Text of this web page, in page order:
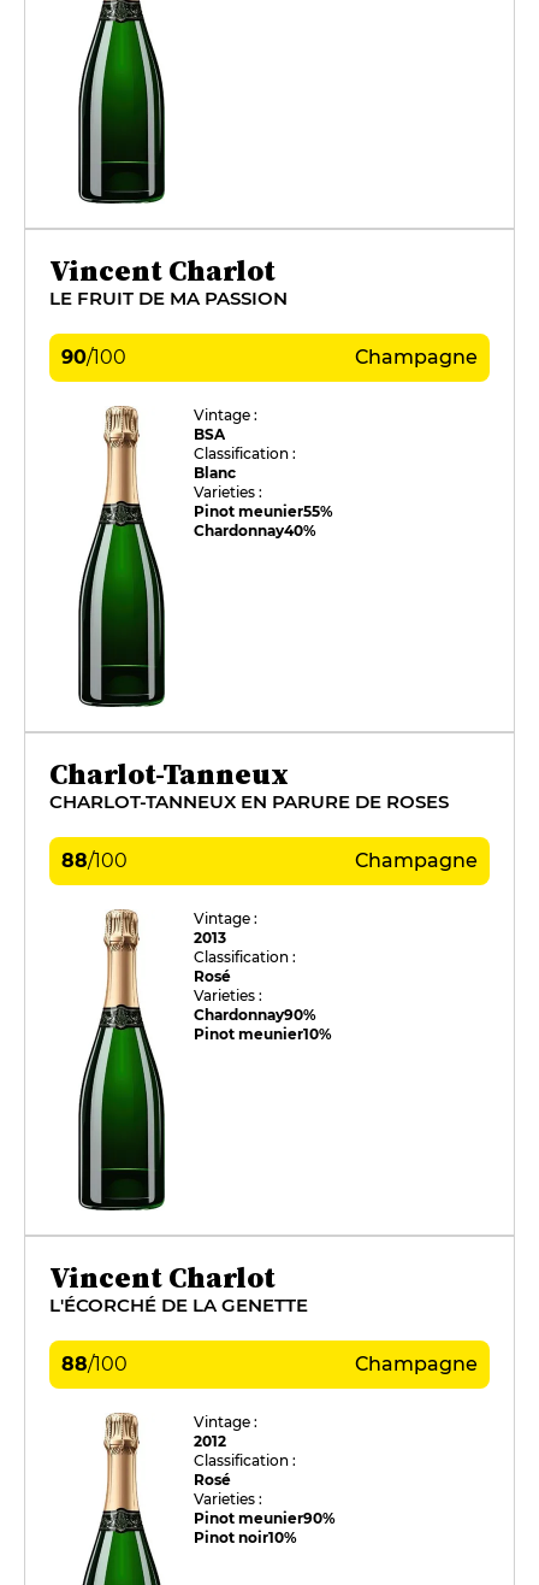
Vincent Charlot
LE FRUIT DE MA PASSION
90/100 Champagne
Vintage :
BSA
Classification :
Blanc
Varieties :
Pinot meunier55%
Chardonnay40%
Charlot-Tanneux
CHARLOT-TANNEUX EN PARURE DE ROSES
88/100 Champagne
Vintage :
2013
Classification :
Rosé
Varieties :
Chardonnay90%
Pinot meunier10%
Vincent Charlot
L'ÉCORCHÉ DE LA GENETTE
88/100 Champagne
Vintage :
2012
Classification :
Rosé
Varieties :
Pinot meunier90%
Pinot noir10%